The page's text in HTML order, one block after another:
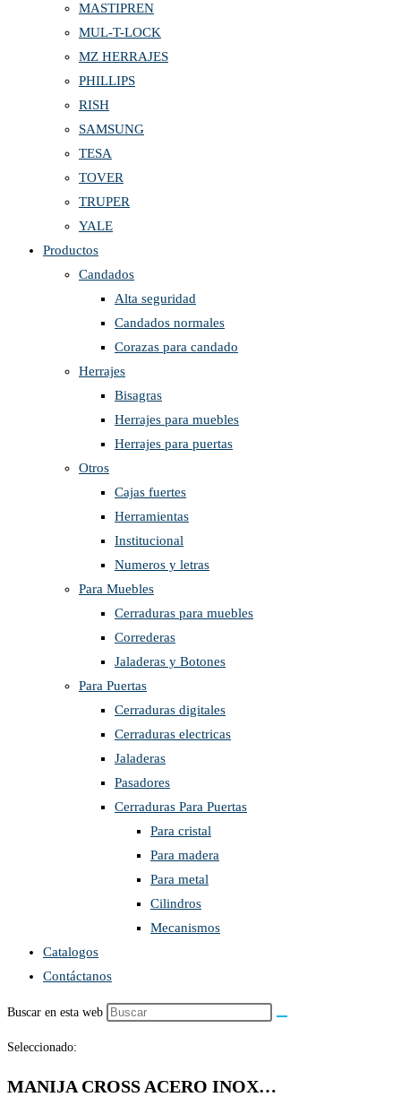
MASTIPREN
MUL-T-LOCK
MZ HERRAJES
PHILLIPS
RISH
SAMSUNG
TESA
TOVER
TRUPER
YALE
Productos
Candados
Alta seguridad
Candados normales
Corazas para candado
Herrajes
Bisagras
Herrajes para muebles
Herrajes para puertas
Otros
Cajas fuertes
Herramientas
Institucional
Numeros y letras
Para Muebles
Cerraduras para muebles
Correderas
Jaladeras y Botones
Para Puertas
Cerraduras digitales
Cerraduras electricas
Jaladeras
Pasadores
Cerraduras Para Puertas
Para cristal
Para madera
Para metal
Cilindros
Mecanismos
Catalogos
Contáctanos
Buscar en esta web
Seleccionado:
MANIJA CROSS ACERO INOX…